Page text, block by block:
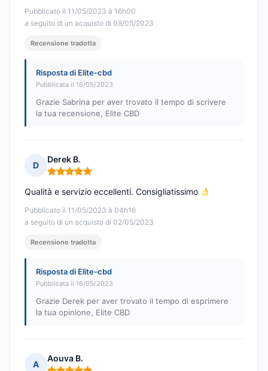
Pubblicato il 11/05/2023 à 16h00
a seguito di un acquisto di 09/05/2023
Recensione tradotta
Risposta di Elite-cbd
Pubblicata il 16/05/2023
Grazie Sabrina per aver trovato il tempo di scrivere
la tua recensione, Elite CBD
D
Derek B.
Nota: 5 su 5
Pubblicato il 11/05/2023 à 04h16
a seguito di un acquisto di 02/05/2023
Qualità e servizio eccellenti. Consigliatissimo
Recensione tradotta
Risposta di Elite-cbd
Pubblicata il 16/05/2023
Grazie Derek per aver trovato il tempo di esprimere
la tua opinione, Elite CBD
A
Aouva B.